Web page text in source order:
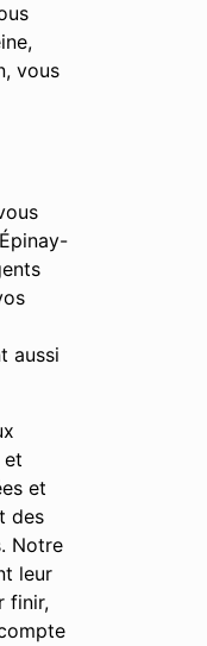
vous
aussi
et
et
des
Notre
leur
finir,